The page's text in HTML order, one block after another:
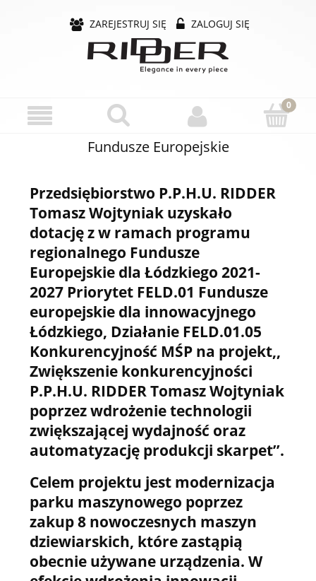
ZAREJESTRUJ SIĘ ZALOGUJ SIĘ
Fundusze Europejskie
Przedsiębiorstwo P.P.H.U. RIDDER
Tomasz Wojtyniak uzyskało
dotację z w ramach programu
regionalnego Fundusze
Europejskie dla Łódzkiego 2021-
2027 Priorytet FELD.01 Fundusze
europejskie dla innowacyjnego
Łódzkiego, Działanie FELD.01.05
Konkurencyjność MŚP na projekt,,
Zwiększenie konkurencyjności
P.P.H.U. RIDDER Tomasz Wojtyniak
poprzez wdrożenie technologii
zwiększającej wydajność oraz
automatyzację produkcji skarpet’’.
Celem projektu jest modernizacja
parku maszynowego poprzez
zakup 8 nowoczesnych maszyn
dziewiarskich, które zastąpią
obecnie używane urządzenia. W